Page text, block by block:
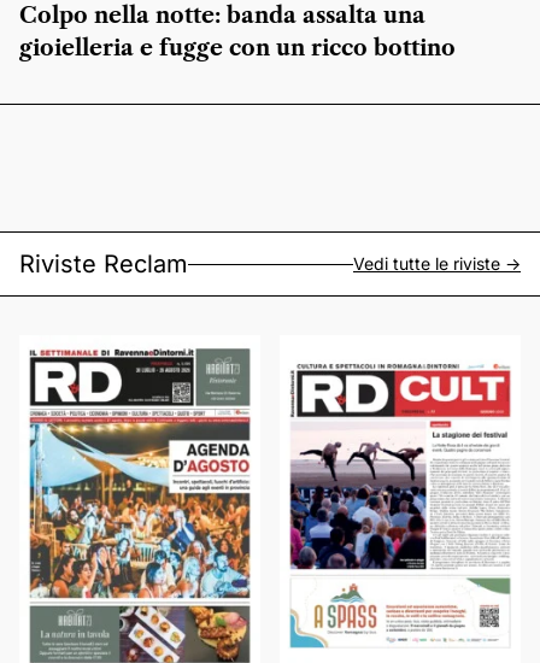
Colpo nella notte: banda assalta una
gioielleria e fugge con un ricco bottino
Riviste Reclam Vedi tutte le riviste ->